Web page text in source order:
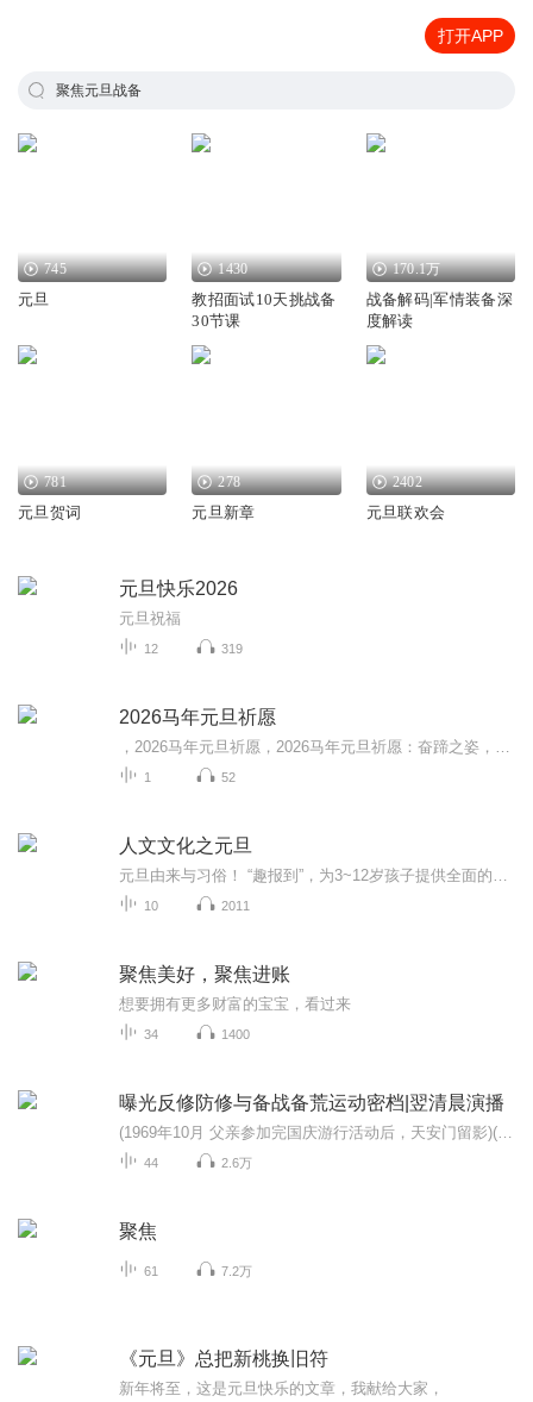
打开APP
聚焦元旦战备
745
元旦
1430
教招面试10天挑战备
30节课
170.1万
战备解码|军情装备深
度解读
781
元旦贺词
278
元旦新章
2402
元旦联欢会
元旦快乐2026
元旦祝福
12 319
2026马年元旦祈愿
1 52
人文文化之元旦
10 2011
聚焦美好，聚焦进账
想要拥有更多财富的宝宝，看过来
34 1400
曝光反修防修与备战备荒运动密档|翌清晨演播
44 2.6万
聚焦
61 7.2万
《元旦》总把新桃换旧符
新年将至，这是元旦快乐的文章，我献给大家，